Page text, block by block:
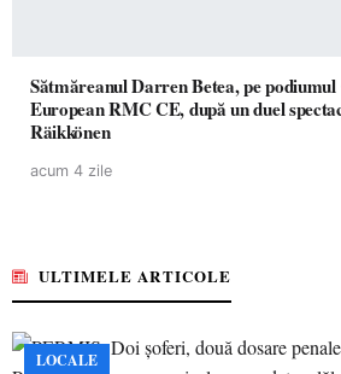
Sătmăreanul Darren Betea, pe
European RMC CE, după un duel
Räikkönen
acum 4 zile
ULTIMELE ARTICOLE
LOCALE